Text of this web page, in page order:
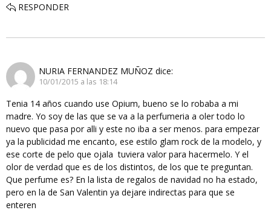
RESPONDER
NURIA FERNANDEZ MUÑOZ dice:
10/01/2015 a las 18:14
Tenia 14 años cuando use Opium, bueno se lo robaba a mi
madre. Yo soy de las que se va a la perfumeria a oler todo lo
nuevo que pasa por alli y este no iba a ser menos. para empezar
ya la publicidad me encanto, ese estilo glam rock de la modelo, y
ese corte de pelo que ojala tuviera valor para hacermelo. Y el
olor de verdad que es de los distintos, de los que te preguntan.
Que perfume es? En la lista de regalos de navidad no ha estado,
pero en la de San Valentin ya dejare indirectas para que se
enteren